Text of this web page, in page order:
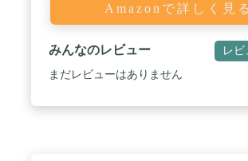
Amazonで詳しく見る
みんなのレビュー レビ
まだレビューはありません